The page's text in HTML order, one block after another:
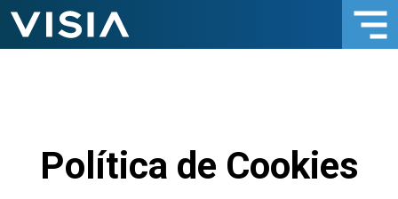
Política de Cookies